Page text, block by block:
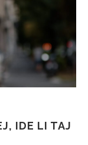
IDE LI TAJ